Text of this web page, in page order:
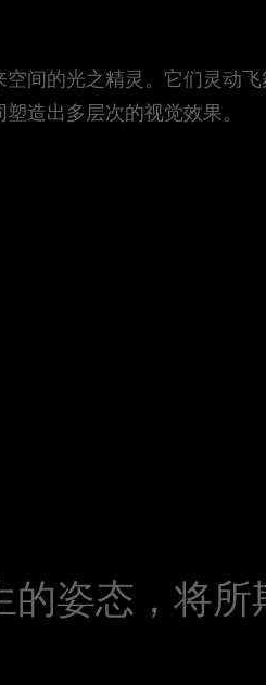
间的光之精灵。它们灵动
造出多层次的视觉效果。
姿态，将所